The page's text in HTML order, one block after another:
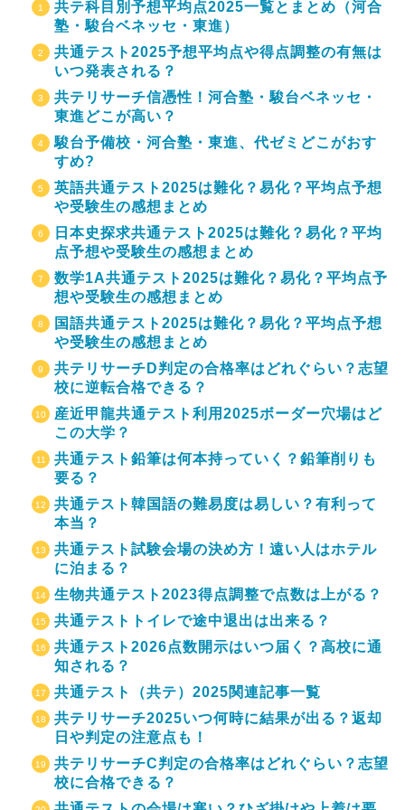
共テ科目別予想平均点2025一覧とまとめ（河合
塾・駿台ベネッセ・東進）
共通テスト2025予想平均点や得点調整の有無は
いつ発表される？
共テリサーチ信憑性！河合塾・駿台ベネッセ・
東進どこが高い？
駿台予備校・河合塾・東進、代ゼミどこがおす
すめ?
英語共通テスト2025は難化？易化？平均点予想
や受験生の感想まとめ
日本史探求共通テスト2025は難化？易化？平均
点予想や受験生の感想まとめ
数学1A共通テスト2025は難化？易化？平均点予
想や受験生の感想まとめ
国語共通テスト2025は難化？易化？平均点予想
や受験生の感想まとめ
共テリサーチD判定の合格率はどれぐらい？志望
校に逆転合格できる？
産近甲龍共通テスト利用2025ボーダー穴場はど
この大学？
共通テスト鉛筆は何本持っていく？鉛筆削りも
要る？
共通テスト韓国語の難易度は易しい？有利って
本当？
共通テスト試験会場の決め方！遠い人はホテル
に泊まる？
生物共通テスト2023得点調整で点数は上がる？
共通テストトイレで途中退出は出来る？
共通テスト2026点数開示はいつ届く？高校に通
知される？
共通テスト（共テ）2025関連記事一覧
共テリサーチ2025いつ何時に結果が出る？返却
日や判定の注意点も！
共テリサーチC判定の合格率はどれぐらい？志望
校に合格できる？